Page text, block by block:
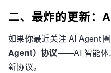
二、最炸的更新：
如果你最近关注 AI Agent
Agent）协议——AI 智能体
新协议。